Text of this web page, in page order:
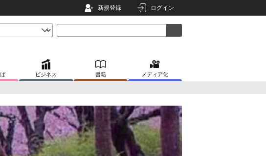
新規登録 ログイン
ビジネス 書籍 メディア化